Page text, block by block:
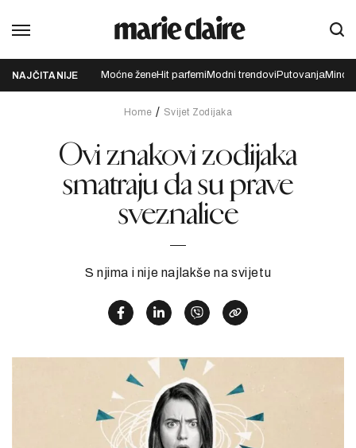
NAJČITANIJE Moćne ženeHit parfemi Modni trendovi Putovanja
Home Svijet Zodijaka
Ovi znakovi zodijaka
smatraju da su prave
sveznalice
S njima i nije najlakše na svijetu